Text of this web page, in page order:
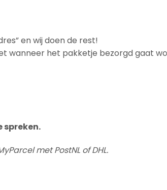
en wij doen de rest!
wanneer het pakketje bezorgd gaat
spreken.
met PostNL of DHL.